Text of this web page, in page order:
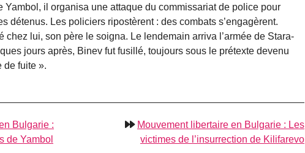
Yambol, il organisa une attaque du commissariat de police pour
détenus. Les policiers ripostèrent : des combats s’engagèrent.
chez lui, son père le soigna. Le lendemain arriva l’armée de Stara-
jours après, Binev fut fusillé, toujours sous le prétexte devenu
de fuite ».
Bulgarie :
de Yambol
Mouvement libertaire en Bulgarie : Les
victimes de l’insurrection de Kilifarevo